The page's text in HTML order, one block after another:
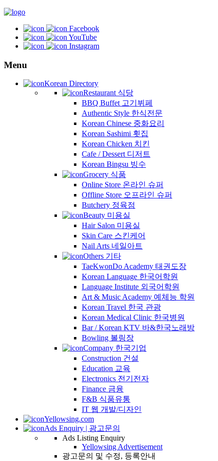
Facebook
YouTube
Instagram
Menu
Korean Directory
Restaurant 식당
BBQ Buffet 고기뷔페
Authentic Style 한식전문
Korean Chinese 중화요리
Korean Sashimi 횟집
Korean Chicken 치킨
Cafe / Dessert 디저트
Korean Bingsu 빙수
Grocery 식품
Online Store 온라인 슈퍼
Offline Store 오프라인 슈퍼
Butchery 정육점
Beauty 미용실
Hair Salon 미용실
Skin Care 스킨케어
Nail Arts 네일아트
Others 기타
TaeKwonDo Academy 태권도장
Korean Language 한국어학원
Language Institute 외국어학원
Art & Music Academy 예체능 학원
Korean Travel 한국 관광
Korean Medical Clinic 한국병원
Bar / Korean KTV 바&한국노래방
Bowling 볼링장
Company 한국기업
Construction 건설
Education 교육
Electronics 전기전자
Finance 금융
F&B 식품유통
IT 웹 개발/디자인
Yellowsing.com
Ads Enquiry | 광고문의
Ads Listing Enquiry
Yellowsing Advertisement
광고문의 및 수정, 등록안내